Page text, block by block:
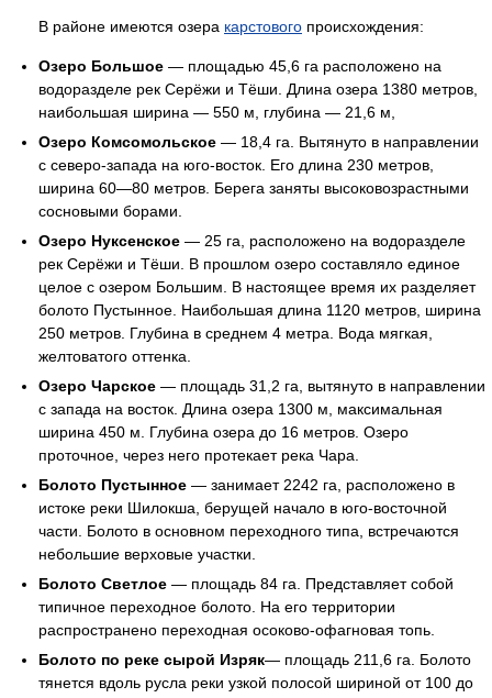
В районе имеются озера карстового происхождения:
Озеро Большое — площадью 45,6 га расположено на
водоразделе рек Серёжи и Тёши. Длина озера 1380 метров,
наибольшая ширина — 550 м, глубина — 21,6 м,
Озеро Комсомольское — 18,4 га. Вытянуто в направлении
с северо-запада на юго-восток. Его длина 230 метров,
ширина 60—80 метров. Берега заняты высоковозрастными
сосновыми борами.
Озеро Нуксенское — 25 га, расположено на водоразделе
рек Серёжи и Тёши. В прошлом озеро составляло единое
целое с озером Большим. В настоящее время их разделяет
болото Пустынное. Наибольшая длина 1120 метров, ширина
250 метров. Глубина в среднем 4 метра. Вода мягкая,
желтоватого оттенка.
Озеро Чарское — площадь 31,2 га, вытянуто в направлении
с запада на восток. Длина озера 1300 м, максимальная
ширина 450 м. Глубина озера до 16 метров. Озеро
проточное, через него протекает река Чара.
Болото Пустынное — занимает 2242 га, расположено в
истоке реки Шилокша, берущей начало в юго-восточной
части. Болото в основном переходного типа, встречаются
небольшие верховые участки.
Болото Светлое — площадь 84 га. Представляет собой
типичное переходное болото. На его территории
распространено переходная осоково-офагновая топь.
Болото по реке сырой Изряк— площадь 211,6 га. Болото
тянется вдоль русла реки узкой полосой шириной от 100 до